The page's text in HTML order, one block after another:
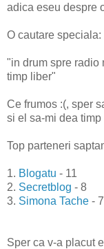
adica eseu despre
O cautare speciala:
"in drum spre radio
timp liber"
Ce frumos :(, sper
si el sa-mi dea
Top parteneri
1. Blogatu - 11
2. Secretblog - 8
3. Simona Tache - 7
Sper ca v-a placut